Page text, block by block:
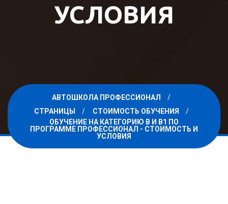
УСЛОВИЯ
АВТОШКОЛА ПРОФЕССИОНАЛ
СТРАНИЦЫ
СТОИМОСТЬ ОБУЧЕНИЯ
ОБУЧЕНИЕ НА КАТЕГОРИЮ B И B1 ПО
ПРОГРАММЕ ПРОФЕССИОНАЛ - СТОИМОСТЬ И
УСЛОВИЯ